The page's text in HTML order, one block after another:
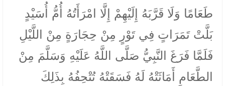
طَعَامًا وَلَا قَرَّبَهُ إِلَيْهِمْ إِلَّا امْرَأَتُهُ أُمُّ أُسَيْدٍ
بَلَّتْ تَمَرَاتٍ فِي تَوْرٍ مِنْ حِجَارَةٍ مِنْ اللَّيْلِ
فَلَمَّا فَرَغَ النَّبِيُّ صَلَّى اللَّهُ عَلَيْهِ وَسَلَّمَ مِنْ
الطَّعَامِ أَمَاثَتْهُ لَهُ فَسَقَتْهُ تُتْحِفُهُ بِذَلِكَ